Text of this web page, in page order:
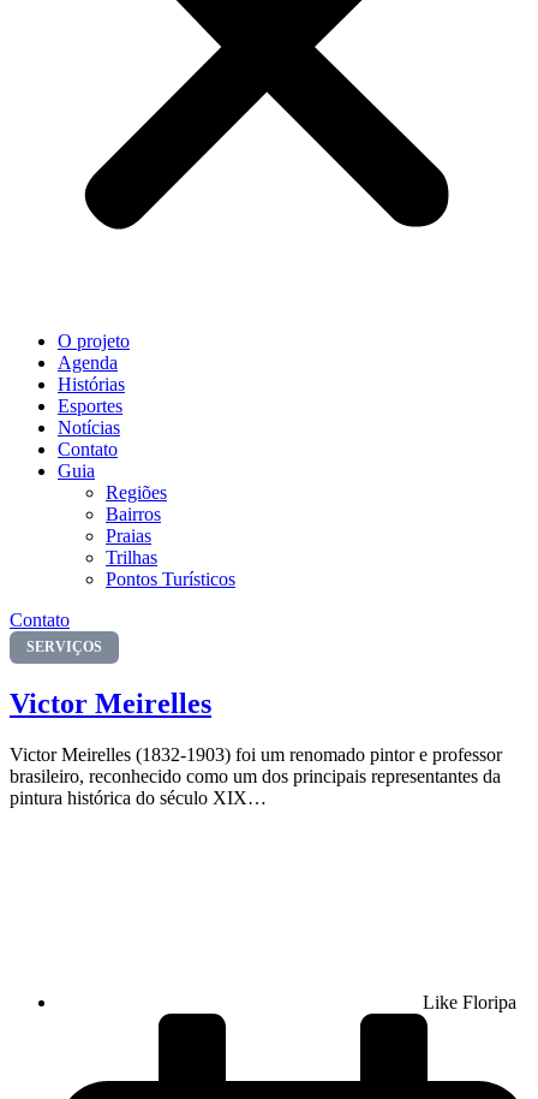
O projeto
Agenda
Histórias
Esportes
Notícias
Contato
Guia
Regiões
Bairros
Praias
Trilhas
Pontos Turísticos
Contato
SERVIÇOS
Victor Meirelles
Victor Meirelles (1832-1903) foi um renomado pintor e professor
brasileiro, reconhecido como um dos principais representantes da
pintura histórica do século XIX…
Like Floripa